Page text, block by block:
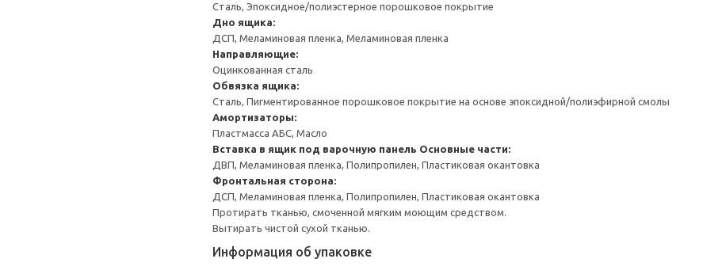
Сталь, Эпоксидное/полиэстерное порошковое покрытие
Дно ящика:
ДСП, Меламиновая пленка, Меламиновая пленка
Направляющие:
Оцинкованная сталь
Обвязка ящика:
Сталь, Пигментированное порошковое покрытие на основе эпоксидной/полиэфирной смолы
Амортизаторы:
Пластмасса АБС, Масло
Вставка в ящик под варочную панель Основные части:
ДВП, Меламиновая пленка, Полипропилен, Пластиковая окантовка
Фронтальная сторона:
ДСП, Меламиновая пленка, Полипропилен, Пластиковая окантовка
Протирать тканью, смоченной мягким моющим средством.
Вытирать чистой сухой тканью.
Информация об упаковке